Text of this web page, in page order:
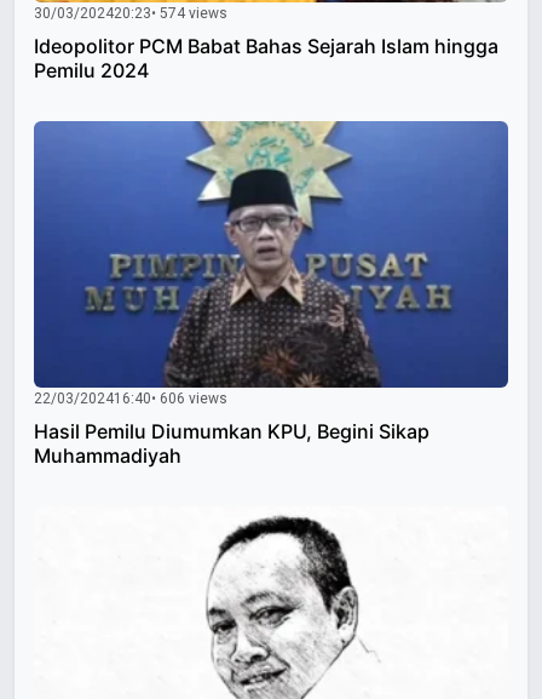
30/03/202420:23• 574 views
Ideopolitor PCM Babat Bahas Sejarah Islam hingga
Pemilu 2024
22/03/202416:40• 606 views
Hasil Pemilu Diumumkan KPU, Begini Sikap
Muhammadiyah